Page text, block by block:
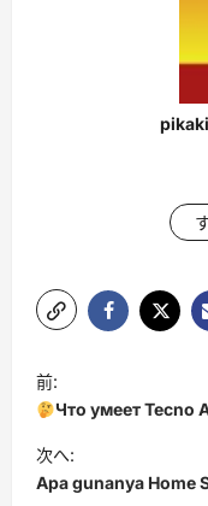
投
稿
ナ
ビ
前:
Что умеет Tecno
次へ:
Apa gunanya Home